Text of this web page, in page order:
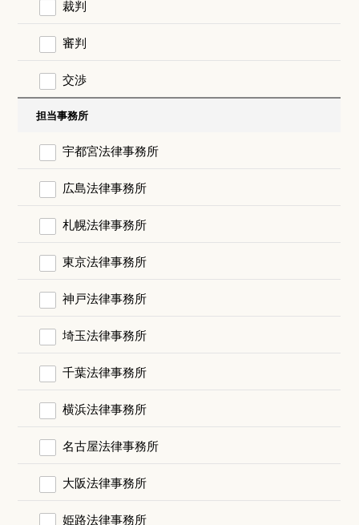
裁判
審判
交渉
担当事務所
宇都宮法律事務所
広島法律事務所
札幌法律事務所
東京法律事務所
神戸法律事務所
埼玉法律事務所
千葉法律事務所
横浜法律事務所
名古屋法律事務所
大阪法律事務所
姫路法律事務所